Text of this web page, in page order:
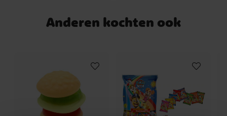
Gabby's Dollhouse Versiering
Monster High Versiering
Bluey Versiering
Wednesday Versiering
Stumble Guys versiering
Masha en de Beer
Paaseieren en paassnoep
Traktatie snoepjes
Snoep voor kinderfeestjes
Zachte Snoepjes
Moomin Versiering Traktaties
Anderen kochten ook